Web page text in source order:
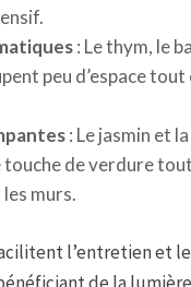
: Le thym, le
peu d’espace
: Le jasmin et
de verdure
murs.
l’entretien et le
de la